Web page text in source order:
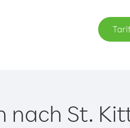
nach St.